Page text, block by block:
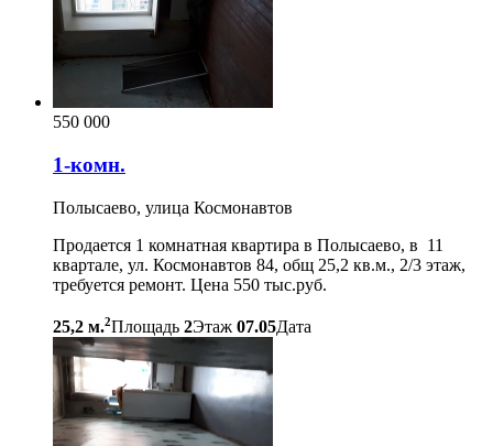
550 000
1-комн.
Полысаево, улица Космонавтов
Продается 1 комнатная квартира в Полысаево, в 11
квартале, ул. Космонавтов 84, общ 25,2 кв.м., 2/3 этаж,
требуется ремонт. Цена 550 тыс.руб.
25,2 м.2Площадь 2Этаж 07.05Дата